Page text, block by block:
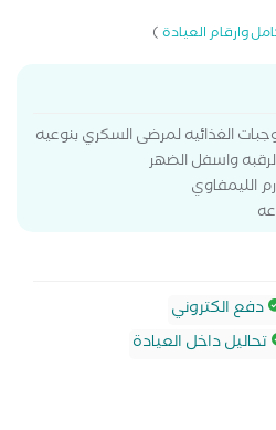
وارقام العيادة)
الغذائيه لمرضى السكري بنوعيه
واسفل الضهر
الليمفاوي
دفع الكتروني
تحاليل داخل العيادة